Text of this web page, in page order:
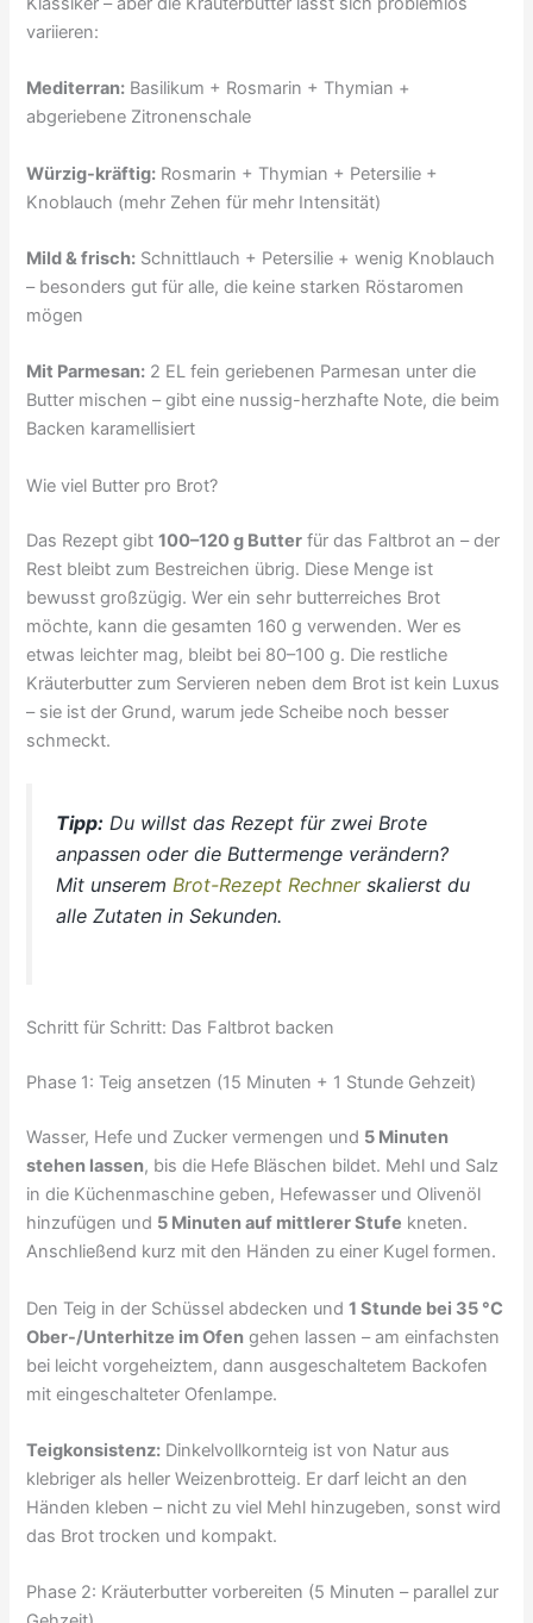
variieren:
Mediterran: Basilikum + Rosmarin + Thymian +
abgeriebene Zitronenschale
Würzig-kräftig: Rosmarin + Thymian + Petersilie +
Knoblauch (mehr Zehen für mehr Intensität)
Mild & frisch: Schnittlauch + Petersilie + wenig Knoblauch
– besonders gut für alle, die keine starken Röstaromen
mögen
Mit Parmesan: 2 EL fein geriebenen Parmesan unter die
Butter mischen – gibt eine nussig-herzhafte Note, die beim
Backen karamellisiert
Wie viel Butter pro Brot?
Das Rezept gibt100–120 g Butter für das Faltbrot an – der
Rest bleibt zum Bestreichen übrig. Diese Menge ist
bewusst großzügig. Wer ein sehr butterreiches Brot
möchte, kann die gesamten 160 g verwenden. Wer es
etwas leichter mag, bleibt bei 80–100 g. Die restliche
Kräuterbutter zum Servieren neben dem Brot ist kein Luxus
– sie ist der Grund, warum jede Scheibe noch besser
schmeckt.
Tipp: Du willst das Rezept für zwei Brote
anpassen oder die Buttermenge verändern?
Mit unserem Brot-Rezept Rechnerskalierst du
alle Zutaten in Sekunden.
Schritt für Schritt: Das Faltbrot backen
Phase 1: Teig ansetzen (15 Minuten + 1 Stunde Gehzeit)
Wasser, Hefe und Zucker vermengen und 5 Minuten
stehen lassen, bis die Hefe Bläschen bildet. Mehl und Salz
in die Küchenmaschine geben, Hefewasser und Olivenöl
hinzufügen und 5 Minuten auf mittlerer Stufe kneten.
Anschließend kurz mit den Händen zu einer Kugel formen.
Den Teig in der Schüssel abdecken und1 Stunde bei 35 °C
Ober-/Unterhitze im Ofen gehen lassen – am einfachsten
bei leicht vorgeheiztem, dann ausgeschaltetem Backofen
mit eingeschalteter Ofenlampe.
Teigkonsistenz: Dinkelvollkornteig ist von Natur aus
klebriger als heller Weizenbrotteig. Er darf leicht an den
Händen kleben – nicht zu viel Mehl hinzugeben, sonst wird
das Brot trocken und kompakt.
Phase 2: Kräuterbutter vorbereiten (5 Minuten – parallel zur